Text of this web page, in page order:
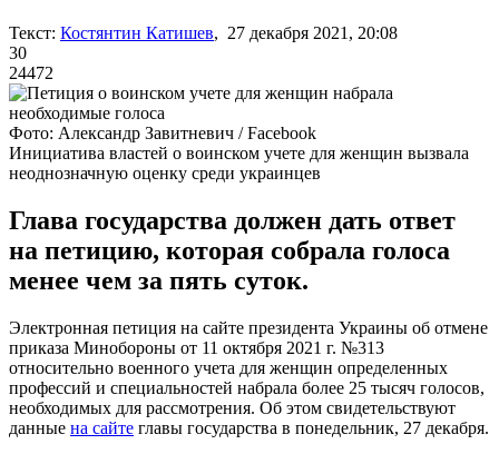
Текст: Костянтин Катишев, 27 декабря 2021, 20:08
30
24472
Фото: Александр Завитневич / Facebook
Инициатива властей о воинском учете для женщин вызвала
неоднозначную оценку среди украинцев
Глава государства должен дать ответ
на петицию, которая собрала голоса
менее чем за пять суток.
Электронная петиция на сайте президента Украины об отмене
приказа Минобороны от 11 октября 2021 г. №313
относительно военного учета для женщин определенных
профессий и специальностей набрала более 25 тысяч голосов,
необходимых для рассмотрения. Об этом свидетельствуют
данные на сайте главы государства в понедельник, 27 декабря.